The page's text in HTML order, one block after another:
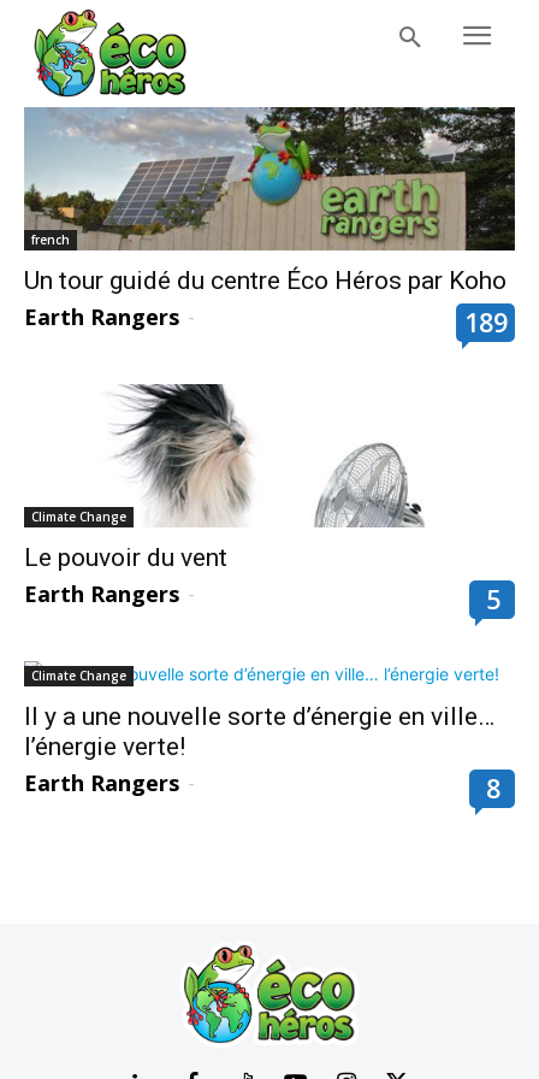
french
Un tour guidé du centre Éco Héros par Koho
Earth Rangers - 189
Climate Change
Le pouvoir du vent
Earth Rangers - 5
Climate Change
Il y a une nouvelle sorte d’énergie en ville…
l’énergie verte!
Earth Rangers - 8